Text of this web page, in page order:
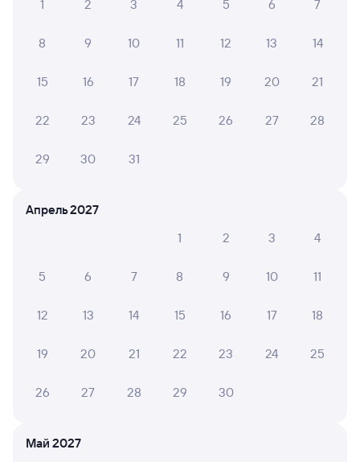
1
2 3 4 5 6 7
8 9 10 11 12 13 14
15 16 17 18 19 20 21
22 23 24 25 26 27 28
29 30 31
Апрель 2027
1
2 3 4
5 6 7 8 9 10 11
12 13 14 15 16 17 18
19 20 21 22 23 24 25
26 27 28 29 30
Май 2027